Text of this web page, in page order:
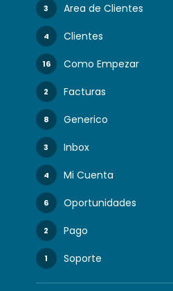
Area de Clientes
3
Clientes
4
Como Empezar
16
Facturas
2
Generico
8
Inbox
3
Mi Cuenta
4
Oportunidades
6
Pago
2
Soporte
1